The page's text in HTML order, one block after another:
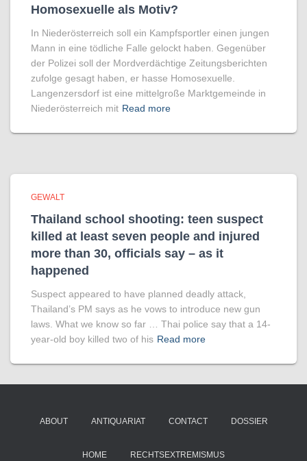
Homo­sexuelle als Motiv?
In Niederösterreich soll ein Kampfsportler einen jungen
Mann in eine tödliche Falle gelockt haben. Gegenüber
der Polizei soll der Mordverdächtige Zeitungsberichten
zufolge gesagt haben, er hasse Homosexuelle.
Langenzersdorf ist eine mittelgroße Marktgemeinde in
Niederösterreich mit Read more
GEWALT
Thailand school shooting: teen suspect
killed at least seven people and injured
more than 30, officials say – as it
happened
Suspect appeared to have planned deadly attack,
Thailand’s PM says as he vows to introduce new gun
laws. What we know so far … Thai police say that a 14-
year-old boy killed two of his Read more
ABOUT ANTIQUARIAT CONTACT DOSSIER
HOME RECHTSEXTREMISMUS